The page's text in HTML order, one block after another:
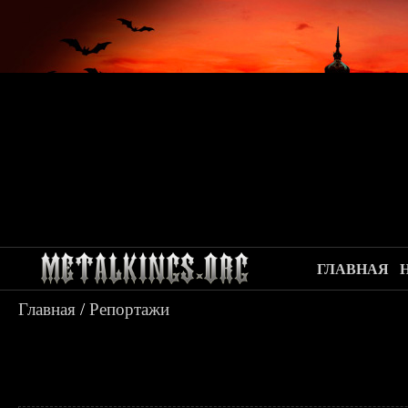
ГЛАВНАЯ
Главная /Репортажи